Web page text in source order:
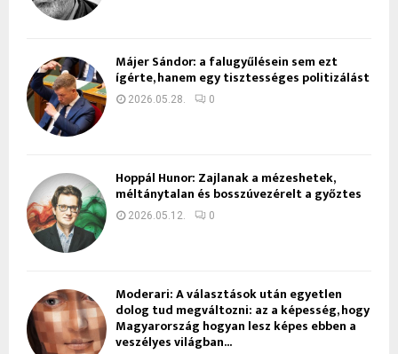
Májer Sándor: a falugyűlésein sem ezt
ígérte, hanem egy tisztességes politizálást
2026.05.28. 0
Hoppál Hunor: Zajlanak a mézeshetek,
méltánytalan és bosszúvezérelt a győztes
2026.05.12. 0
Moderari: A választások után egyetlen
dolog tud megváltozni: az a képesség, hogy
Magyarország hogyan lesz képes ebben a
veszélyes világban...